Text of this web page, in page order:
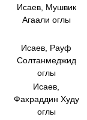
Исаев, Мушвик
Агаали оглы
Исаев, Рауф
Солтанмеджид
оглы
Исаев,
Фахраддин Худу
оглы